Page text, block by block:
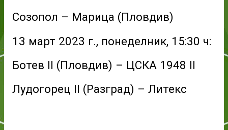
Созопол – Марица (Пловдив)
13 март 2023 г., понеделник, 15:30 ч:
Ботев II (Пловдив) – ЦСКА 1948 II
Лудогорец II (Разград) – Литекс